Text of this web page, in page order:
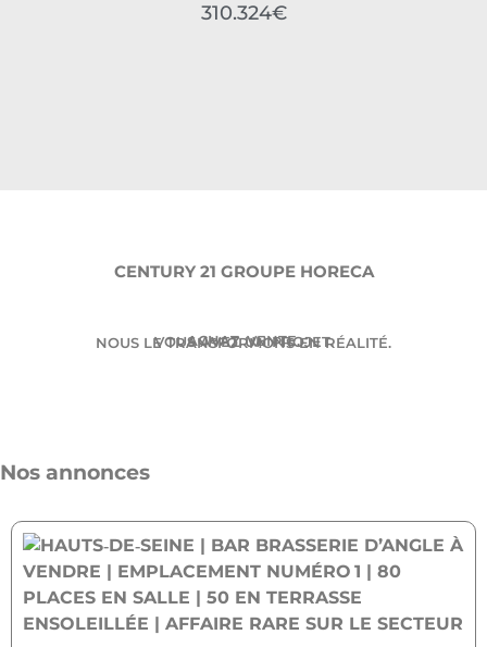
310.324€
CENTURY 21 GROUPE HORECA
ACHAT. VENTE.
VOUS AVEZ UN PROJET.
NOUS LE TRANSFORMONS EN RÉALITÉ.
Nos annonces